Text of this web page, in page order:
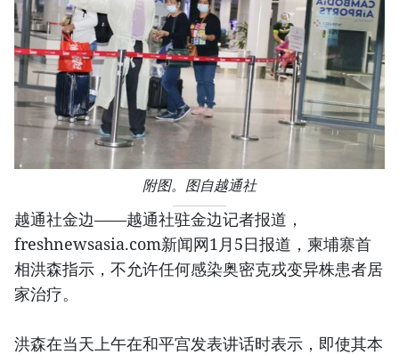
附图。图自越通社
越通社金边——越通社驻金边记者报道，
freshnewsasia.com新闻网1月5日报道，柬埔寨首
相洪森指示，不允许任何感染奥密克戎变异株患者居
家治疗。
洪森在当天上午在和平宫发表讲话时表示，即使其本